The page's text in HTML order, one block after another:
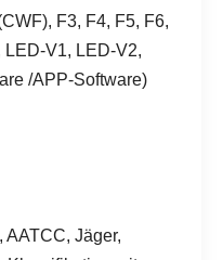
F3, F4, F5, F6,
LED-V1, LED-V2,
/APP-Software)
Jäger,